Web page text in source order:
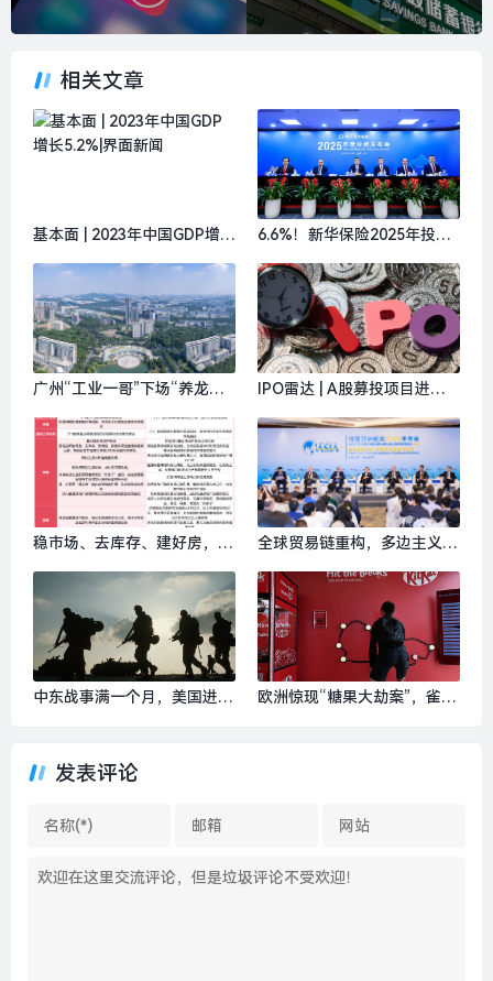
相关文章
基本面 | 2023年中国GDP增长
5.2%|界面新闻
6.6%！新华保险2025年投资
收益率亮眼，2026年布局主
线敲定|界面新闻
广州“工业一哥”下场“养龙
虾”，首阶段先抓安全性|界面
新闻
IPO雷达 | A股募投项目进展
缓慢、股东火速套现，绿联科
技赴港股欲续写出海故事|界
面新闻 · 证券
稳市场、去库存、建好房，两
会定调2026年房地产走向|界
全球贸易链重构，多边主义是
应对不确定性的唯一出路 | 博
鳌亚洲论坛|界面新闻
中东战事满一个月，美国进退
欧洲惊现“糖果大劫案”，雀巢
发表评论